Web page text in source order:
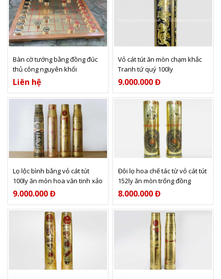
Xem thêm
Bàn cờ tướng bằng đồng đúc
thủ công nguyên khối
Liên hệ
Xem thêm
Vỏ cát tút ăn mòn chạm khắc
Tranh tứ quý 100ly
9.000.000 Đ
Xem thêm
Lọ lộc bình bằng vỏ cát tút
100ly ăn mòn hoa văn tinh xảo
9.000.000 Đ
Xem thêm
Đôi lọ hoa chế tác từ vỏ cát tút
152ly ăn mòn trống đồng
8.000.000 Đ